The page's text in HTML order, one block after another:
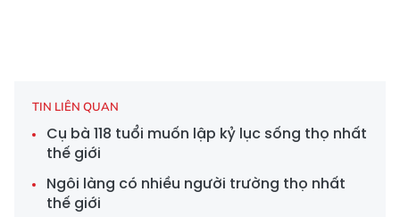
TIN LIÊN QUAN
Cụ bà 118 tuổi muốn lập kỷ lục sống thọ nhất
thế giới
Ngôi làng có nhiều người trường thọ nhất
thế giới